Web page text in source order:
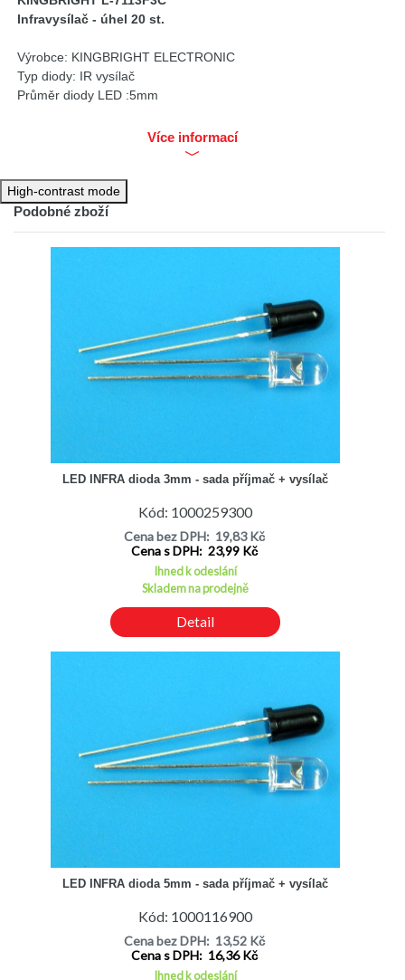
Infravysílač - úhel 20 st.
Výrobce: KINGBRIGHT ELECTRONIC
Typ diody: IR vysílač
Průměr diody LED :5mm
Čočka diody: průhledný
Pracovní napětí: 1,2...1,6V DC
Montáž :THT
Více informací
High-contrast mode
Podobné zboží
LED INFRA dioda 3mm - sada příjmač + vysílač
Kód: 1000259300
Cena bez DPH: 19,83 Kč
Cena s DPH: 23,99 Kč
Ihned k odeslání
Skladem na prodejně
Detail
LED INFRA dioda 5mm - sada příjmač + vysílač
Kód: 1000116900
Cena bez DPH: 13,52 Kč
Cena s DPH: 16,36 Kč
Ihned k odeslání